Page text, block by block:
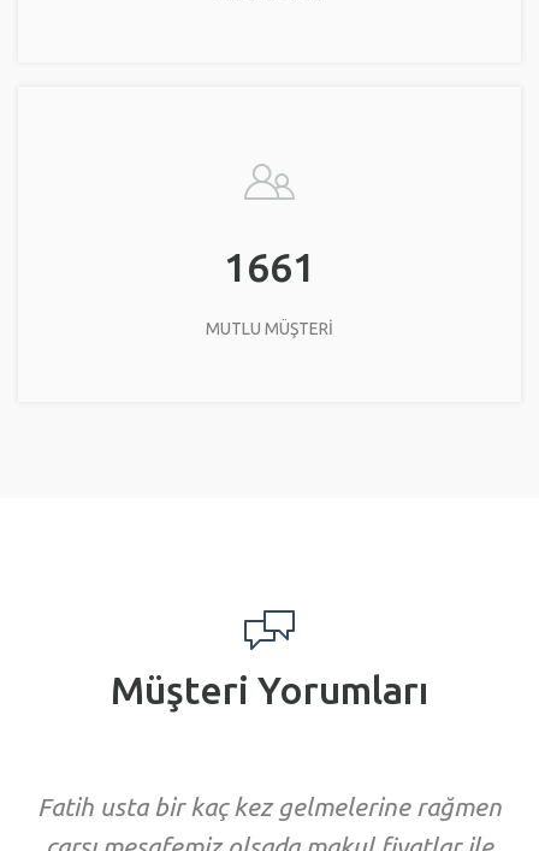
1661
MUTLU MÜŞTERİ
Müşteri Yorumları
Fatih usta bir kaç kez gelmelerine rağmen